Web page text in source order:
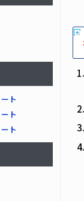
ト
ト
ト